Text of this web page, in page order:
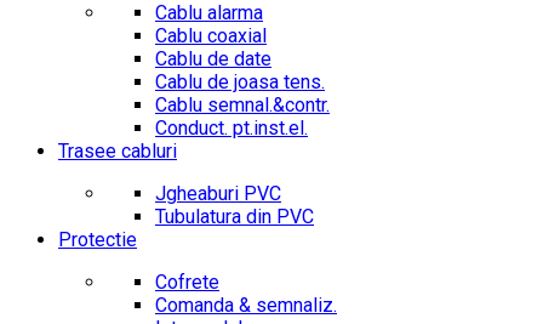
Cablu alarma
Cablu coaxial
Cablu de date
Cablu de joasa tens.
Cablu semnal.&contr.
Conduct. pt.inst.el.
Trasee cabluri
Jgheaburi PVC
Tubulatura din PVC
Protectie
Cofrete
Comanda & semnaliz.